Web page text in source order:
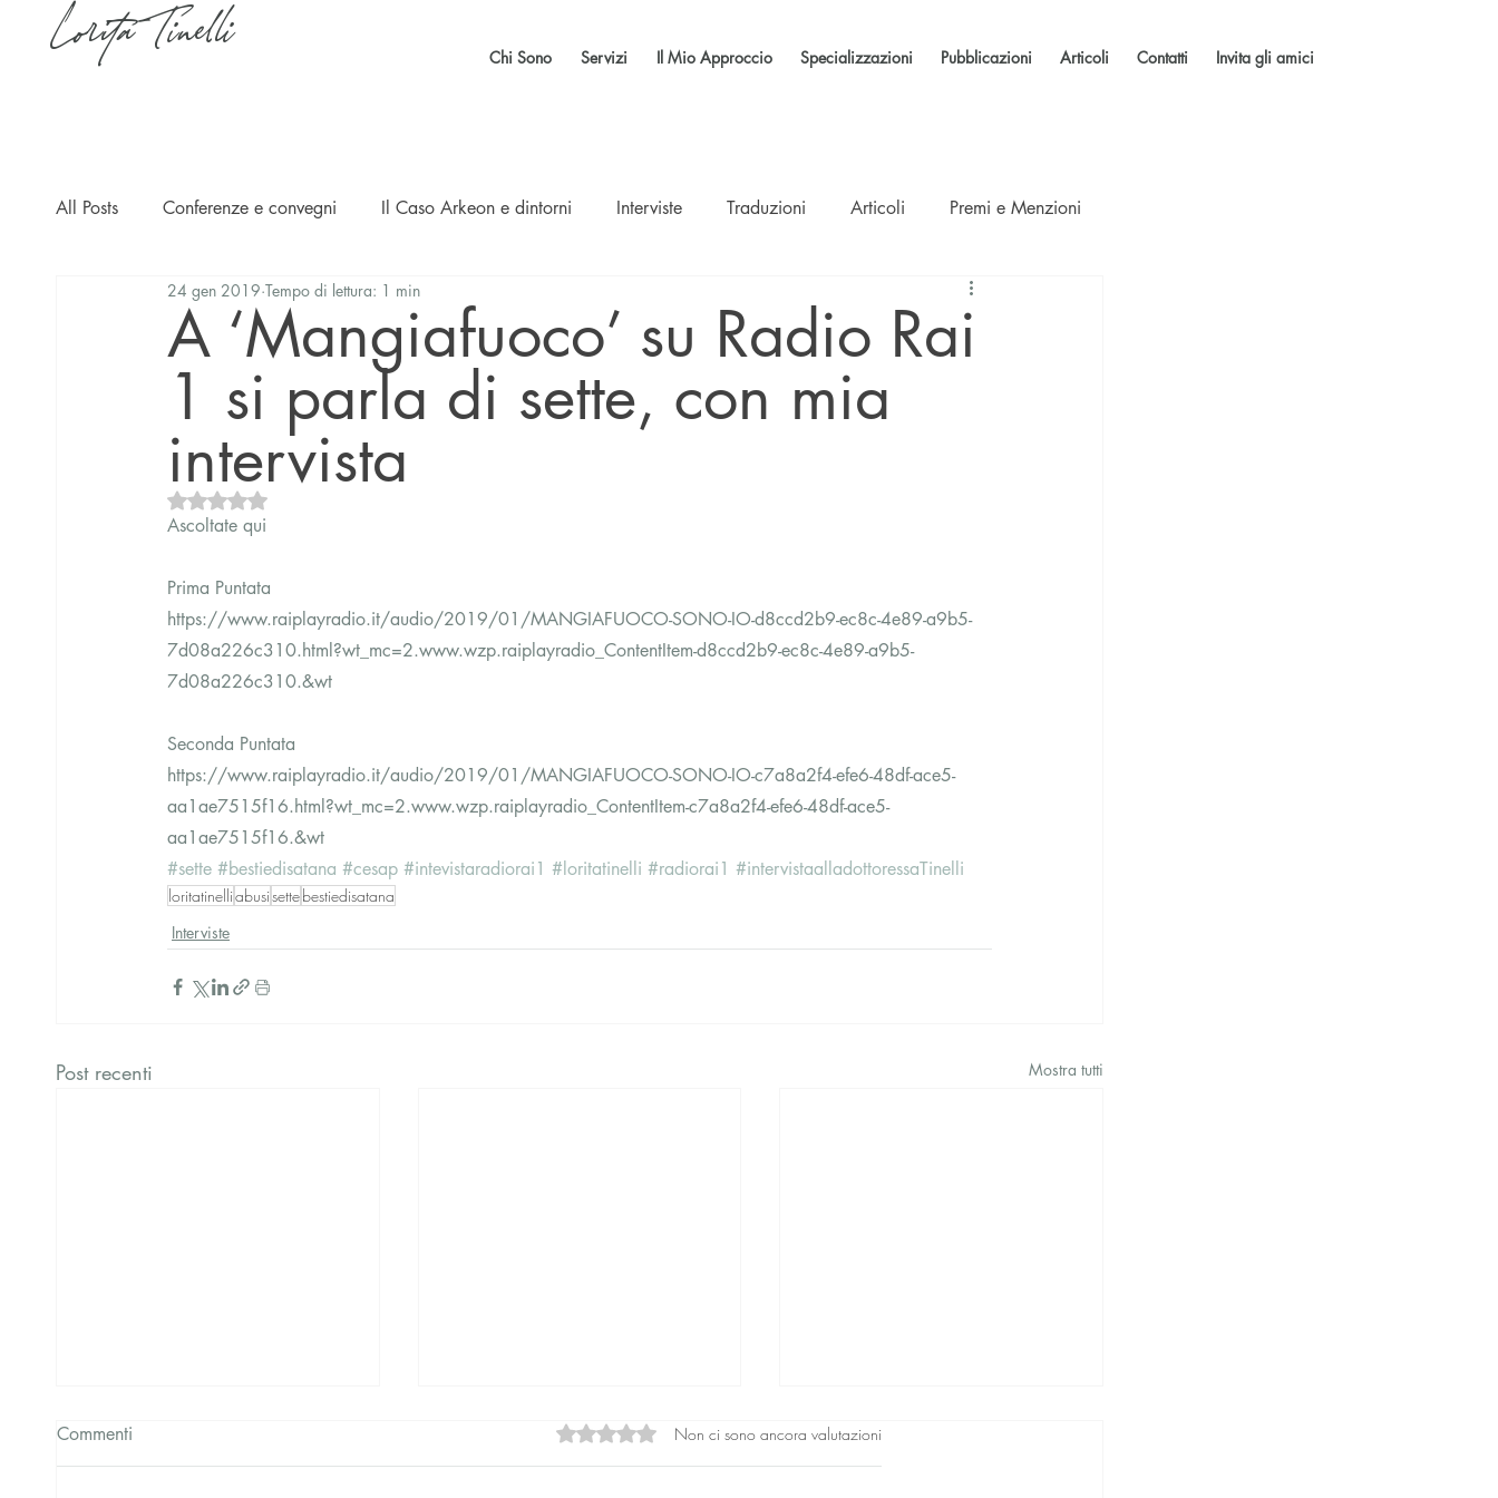
Lorita Tinelli Chi Sono Servizi Il Mio Approccio Specializzazioni Pubblicazioni Articoli Contatti Invita gli amici
All Posts Conferenze e convegni Il Caso Arkeon e dintorni Interviste Traduzioni Articoli Premi e Menzioni
Ripercussioni Articoli in inglese
A ‘Mangiafuoco’ su Radio Rai
1 si parla di sette, con mia
intervista
24 gen 2019 Tempo di lettura: 1 min
Valutazione NaN stelle su 5.
Ascoltate qui
Prima Puntata
https://www.raiplayradio.it/audio/2019/01/MANGIAFUOCO-SONO-IO-d8ccd2b9-ec8c-4e89-a9b5-
7d08a226c310.html?wt_mc=2.www.wzp.raiplayradio_ContentItem-d8ccd2b9-ec8c-4e89-a9b5-
7d08a226c310.&wt
Seconda Puntata
https://www.raiplayradio.it/audio/2019/01/MANGIAFUOCO-SONO-IO-c7a8a2f4-efe6-48df-ace5-
aa1ae7515f16.html?wt_mc=2.www.wzp.raiplayradio_ContentItem-c7a8a2f4-efe6-48df-ace5-
aa1ae7515f16.&wt
#sette #bestiedisatana #cesap #intevistaradiorai1 #loritatinelli #radiorai1 #intervistaalladottoressaTinelli
loritatinelliabusisettebestiedisatana
Interviste
Post recenti Mostra tutti
Commenti Valutazione 0 stelle su 5.Non ci sono ancora valutazioni